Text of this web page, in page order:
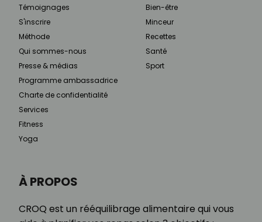
À PROPOS
CROQ est un rééquilibrage alimentaire qui vous
Témoignages
S'inscrire
Méthode
Qui sommes-nous
Presse & médias
Programme ambassadrice
Charte de confidentialité
Services
Fitness
Yoga
Bien-être
Minceur
Recettes
Santé
Sport